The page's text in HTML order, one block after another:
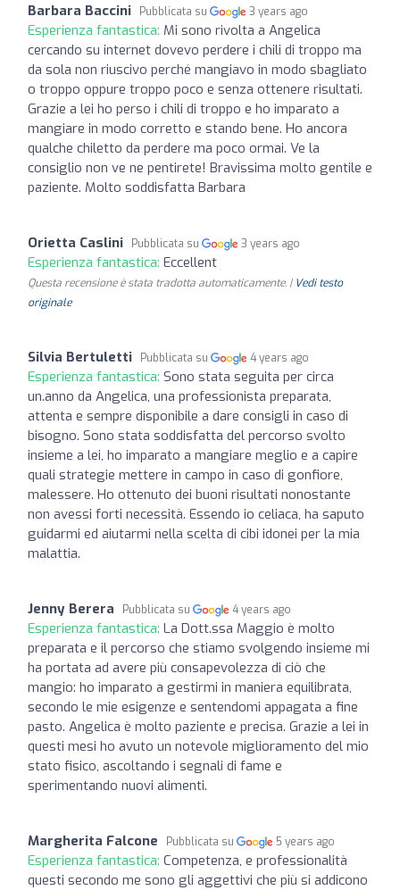
Barbara Baccini Pubblicata su 3 years ago
Esperienza fantastica: Mi sono rivolta a Angelica
cercando su internet dovevo perdere i chili di troppo ma
da sola non riuscivo perché mangiavo in modo sbagliato
o troppo oppure troppo poco e senza ottenere risultati.
Grazie a lei ho perso i chili di troppo e ho imparato a
mangiare in modo corretto e stando bene. Ho ancora
qualche chiletto da perdere ma poco ormai. Ve la
consiglio non ve ne pentirete! Bravissima molto gentile e
paziente. Molto soddisfatta Barbara
Orietta Caslini Pubblicata su 3 years ago
Esperienza fantastica: Eccellent
Questa recensione è stata tradotta automaticamente. | Vedi testo
originale
Silvia Bertuletti Pubblicata su 4 years ago
Esperienza fantastica: Sono stata seguita per circa
un.anno da Angelica, una professionista preparata,
attenta e sempre disponibile a dare consigli in caso di
bisogno. Sono stata soddisfatta del percorso svolto
insieme a lei, ho imparato a mangiare meglio e a capire
quali strategie mettere in campo in caso di gonfiore,
malessere. Ho ottenuto dei buoni risultati nonostante
non avessi forti necessità. Essendo io celiaca, ha saputo
guidarmi ed aiutarmi nella scelta di cibi idonei per la mia
malattia.
Jenny Berera Pubblicata su 4 years ago
Esperienza fantastica: La Dott.ssa Maggio è molto
preparata e il percorso che stiamo svolgendo insieme mi
ha portata ad avere più consapevolezza di ciò che
mangio: ho imparato a gestirmi in maniera equilibrata,
secondo le mie esigenze e sentendomi appagata a fine
pasto. Angelica è molto paziente e precisa. Grazie a lei in
questi mesi ho avuto un notevole miglioramento del mio
stato fisico, ascoltando i segnali di fame e
sperimentando nuovi alimenti.
Margherita Falcone Pubblicata su 5 years ago
Esperienza fantastica: Competenza, e professionalità
questi secondo me sono gli aggettivi che più si addicono